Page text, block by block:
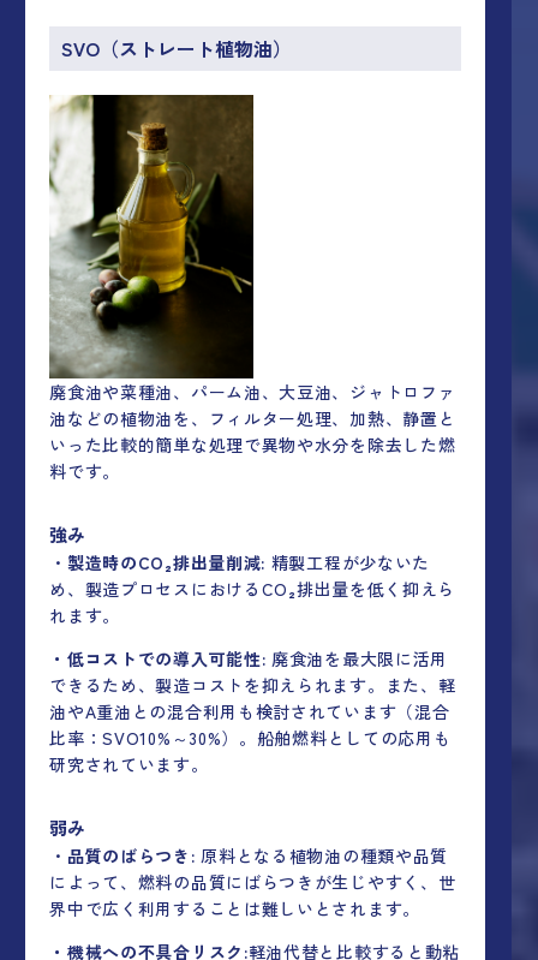
SVO （ストレート植物油）
廃食油や菜種油、パーム油、大豆油、ジャトロファ
油などの植物油を、フィルター処理、加熱、静置と
いった比較的簡単な処理で異物や水分を除去した燃
料です。
強み
・ 製造時のCO₂排出量削減: 精製工程が少ないた
め、製造プロセスにおけるCO₂排出量を低く抑えら
れます。
・低コストでの導入可能性: 廃食油を最大限に活用
できるため、製造コストを抑えられます。また、軽
油やA重油との混合利用も検討されています（混合
比率：SVO10%～30%）。船舶燃料としての応用も
研究されています。
弱み
・ 品質のばらつき: 原料となる植物油の種類や品質
によって、燃料の品質にばらつきが生じやすく、世
界中で広く利用することは難しいとされます。
・機械への不具合リスク:軽油代替と比較すると動粘